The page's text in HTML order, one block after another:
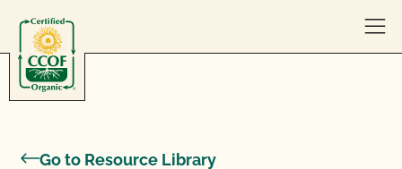
Go to Resource Library